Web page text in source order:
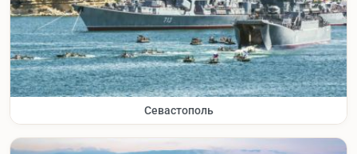
Севастополь